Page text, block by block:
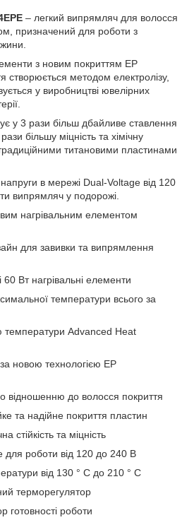
– легкий випрямляч для волосся
призначений для роботи з
з новим покриттям EP
створюється методом електролізу,
у виробництві ювелірних
у 3 рази більш дбайливе ставлення
більшу міцність та хімічну
традиційними титановими пластинами
в мережі Dual-Voltage від 120
випрямляч у подорожі.
нагрівальним елементом
для завивки та випрямлення
60 Вт нагрівальні елементи
температури всього за
Advanced Heat
новою технологією EP
відношенню до волосся покриття
та надійне покриття пластин
стійкість та міцність
для роботи від 120 до 240 В
від 130 ° С до 210 ° С
терморегулятор
готовності роботи